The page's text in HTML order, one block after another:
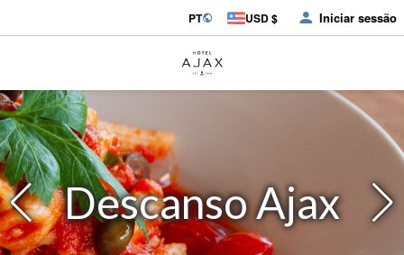
PT USD $ Iniciar sessão
Descanso Ajax